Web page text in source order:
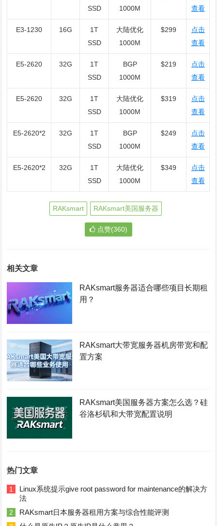
SSD
1000M
查看
E3-1230 16G
1T
SSD
大陆优化
1000M
$299
点击
查看
E5-2620 32G
1T
SSD
BGP
1000M
$219
点击
查看
E5-2620 32G
1T
SSD
大陆优化
1000M
$319
点击
查看
E5-2620*2 32G
1T
SSD
BGP
1000M
$249
点击
查看
E5-2620*2 32G
1T
SSD
大陆优化
1000M
$349
点击
查看
RAKsmart RAKsmart美国服务器
点赞(360)
相关文章
RAKsmart服务器适合哪些项目长期租
用？
RAKsmart大带宽服务器机房带宽和配
置方案
RAKsmart美国服务器方案怎么选？硅
谷洛杉矶和大带宽配置说明
热门文章
1
Linux系统提示give root password for maintenance的解决方
法
2 RAKsmart日本服务器租用方案与综合性能评测